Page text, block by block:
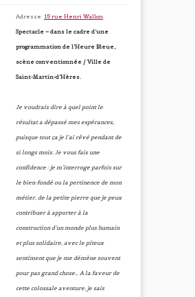
Adresse: 15 rue Henri Wallon.
Spectacle – dans le cadre d’une
programmation de l’Heure Bleue,
scène conventionnée / Ville de
Saint-Martin-d’Hères.
Je voudrais dire à quel point le
résultat a dépassé mes espérances,
puisque tout ça je l’ai rêvé pendant de
si longs mois. Je vous fais une
confidence : je m’interroge parfois sur
le bien-fondé ou la pertinence de mon
métier, de la petite pierre que je peux
contribuer à apporter à la
construction d’un monde plus humain
et plus solidaire, avec le piteux
sentiment que je me démène souvent
pour pas grand chose… A la faveur de
cette colossale aventure, je sais